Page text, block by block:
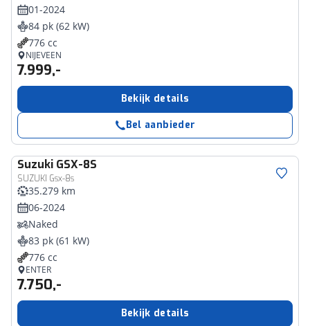
01-2024
84 pk (62 kW)
776 cc
NIJEVEEN
7.999,-
Bekijk details
Bel aanbieder
Suzuki GSX-8S
SUZUKI Gsx-8s
35.279 km
06-2024
Naked
83 pk (61 kW)
776 cc
ENTER
7.750,-
Bekijk details